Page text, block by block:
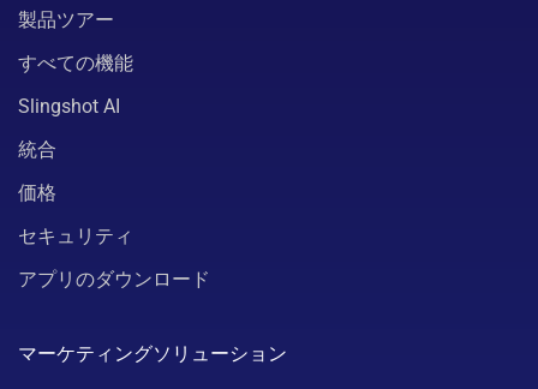
製品ツアー
すべての機能
Slingshot AI
統合
価格
セキュリティ
アプリのダウンロード
マーケティングソリューション